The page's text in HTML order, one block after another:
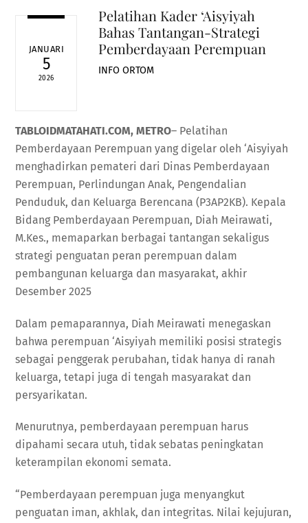
JANUARI
5
2026
Pelatihan Kader ‘Aisyiyah
Bahas Tantangan-Strategi
Pemberdayaan Perempuan
INFO ORTOM
TABLOIDMATAHATI.COM, METRO– Pelatihan
Pemberdayaan Perempuan yang digelar oleh ‘Aisyiyah
menghadirkan pemateri dari Dinas Pemberdayaan
Perempuan, Perlindungan Anak, Pengendalian
Penduduk, dan Keluarga Berencana (P3AP2KB). Kepala
Bidang Pemberdayaan Perempuan, Diah Meirawati,
M.Kes., memaparkan berbagai tantangan sekaligus
strategi penguatan peran perempuan dalam
pembangunan keluarga dan masyarakat, akhir
Desember 2025
Dalam pemaparannya, Diah Meirawati menegaskan
bahwa perempuan ‘Aisyiyah memiliki posisi strategis
sebagai penggerak perubahan, tidak hanya di ranah
keluarga, tetapi juga di tengah masyarakat dan
persyarikatan.
Menurutnya, pemberdayaan perempuan harus
dipahami secara utuh, tidak sebatas peningkatan
keterampilan ekonomi semata.
“Pemberdayaan perempuan juga menyangkut
penguatan iman, akhlak, dan integritas. Nilai kejujuran,